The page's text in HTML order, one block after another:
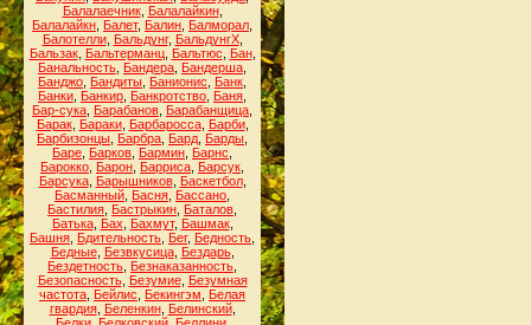
Балалаечник, Балалайкин,
Балалайкн Балет, Балин Балморал
Балотелли, Бальдунг, БальдунгХ,
Бальзак, Бальтерманц, Бальтюс Бан,
Банальность Бандера Бандерша
Банджо Бандиты Банионис Банк
Банки Банкир Банкротство Баня
Бар-сука Барабанов Барабанщица
Барак, Бараки, Барбаросса, Барби,
Барбизонцы Барбра Бард Барды
Баре Барков Бармин Барнс
Барокко Барон Барриса Барсук
Барсука, Барышников, Баскетбол,
Басманный Басня Бассано
Бастилия Бастрыкин Баталов
Батька, Бах Бахмут, Башмак,
Башня Бдительность Бег, Бедность
Бедные, Безвкусица, Бездарь,
Бездетность Безнаказанность
Безопасность, Безумие, Безумная
частота Бейлис Бекингэм
Белая
гвардия, Беленкин, Белинский,